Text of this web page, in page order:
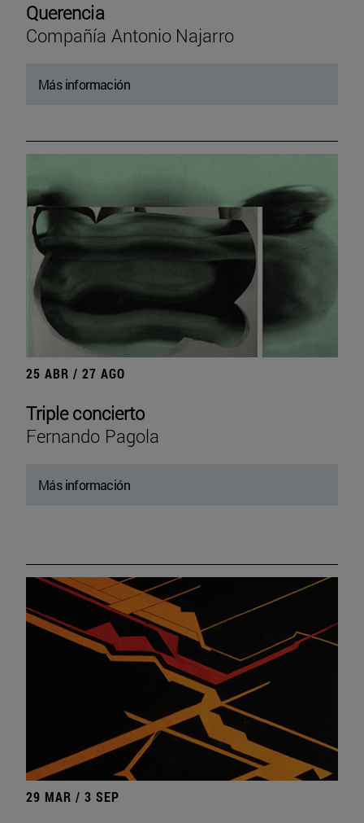
Querencia
Compañía Antonio Najarro
Más información
25 ABR / 27 AGO
Triple concierto
Fernando Pagola
Más información
29 MAR / 3 SEP